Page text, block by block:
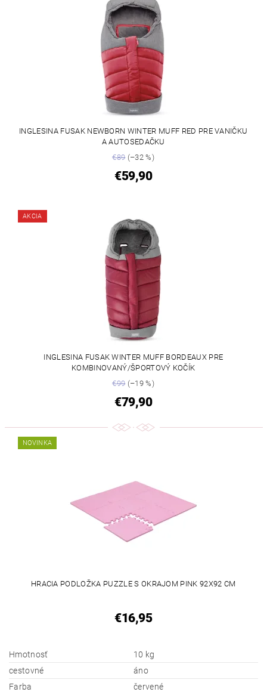
INGLESINA FUSAK NEWBORN WINTER MUFF RED PRE VANIČKU
A AUTOSEDAČKU
€89(–32 %)
€59,90
AKCIA
INGLESINA FUSAK WINTER MUFF BORDEAUX PRE
KOMBINOVANÝ/ŠPORTOVÝ KOČÍK
€99(–19 %)
€79,90
NOVINKA
HRACIA PODLOŽKA PUZZLE S OKRAJOM PINK 92X92 CM
€16,95
Hmotnosť
10 kg
cestovné
áno
Farba
červené